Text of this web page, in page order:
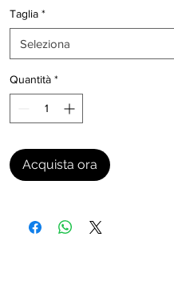
Taglia *
Seleziona
Quantità *
Acquista ora